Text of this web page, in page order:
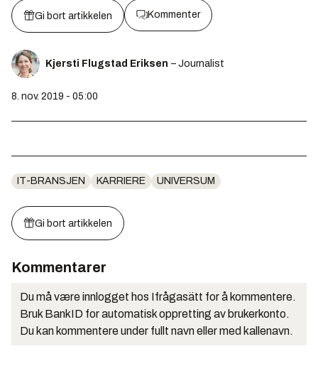
Gi bort artikkelen Kommenter
Kjersti Flugstad Eriksen – Journalist
8. nov. 2019 - 05:00
IT-BRANSJEN KARRIERE UNIVERSUM
Gi bort artikkelen
Kommentarer
Du må være innlogget hos Ifrågasätt for å kommentere.
Bruk BankID for automatisk oppretting av brukerkonto.
Du kan kommentere under fullt navn eller med kallenavn.